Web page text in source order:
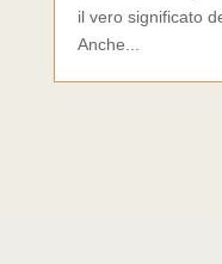
il vero significato
Anche...